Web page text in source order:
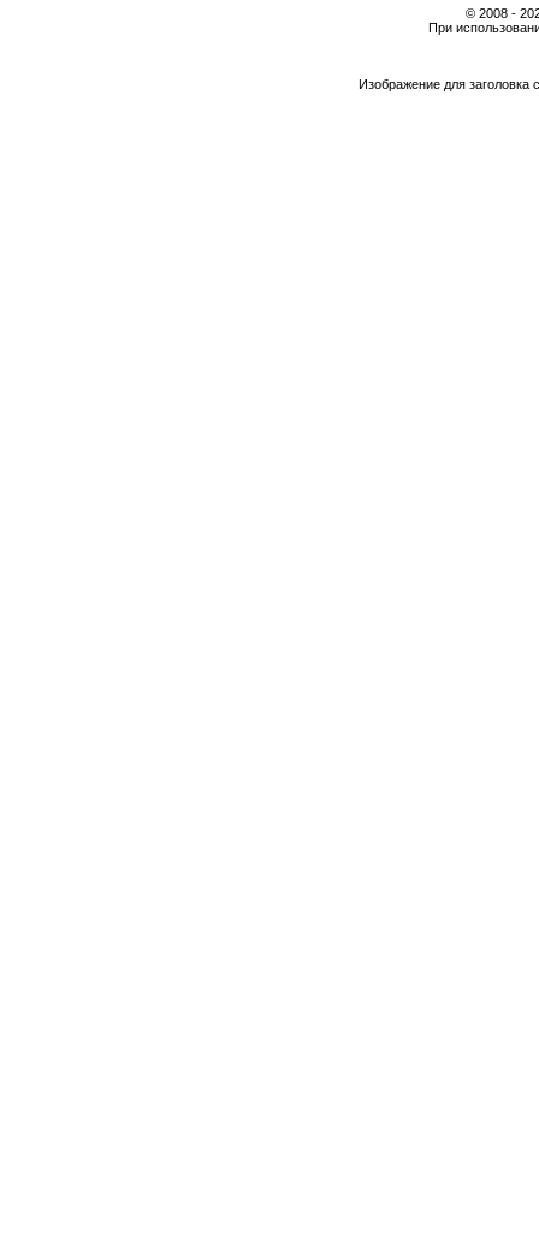
© 2008 -
При
Изображение для